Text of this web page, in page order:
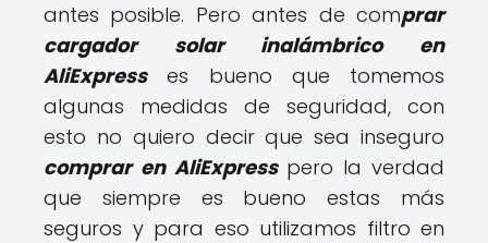
antes posible. Pero antes de comprar
cargador solar inalámbrico en
AliExpresses bueno que tomemos
algunas medidas de seguridad, con
esto no quiero decir que sea inseguro
comprar en AliExpresspero la verdad
que siempre es bueno estas más
seguros y para eso utilizamos filtro en